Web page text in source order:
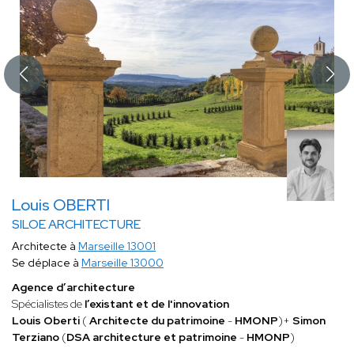
Louis OBERTI
SILOE ARCHITECTURE
Architecte à Marseille 13001
Se déplace à Marseille 13000
Agence d’architecture
Spécialistes de l’existant et de l'innovation
Louis Oberti ( Architecte du patrimoine - HMONP)+ Simon
Terziano (DSA architecture et patrimoine - HMONP)